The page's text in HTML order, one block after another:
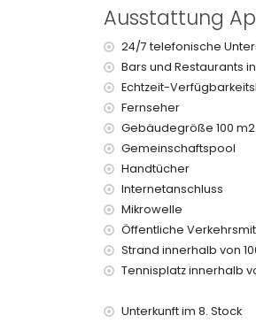
Internet (WiFi)
Bügeleisen und
Bettwäsche und
24-Stunden-Notdienst
Ausstattung und
Zentralheizung
Kinderbett/
Unterhaltungs- und
Themenpark (Terra
Aqualandia) (innerhalb
Sport
Ausstattung
24/7 telefonische
Bars und Restaurants
Echtzeit-
Fernseher
Gebäudegröße 100 m2.
Gemeinschaftspool
Handtücher
Internetanschluss
Mikrowelle
Öffentliche
Strand innerhalb von
Tennisplatz innerhalb
Unterkunft im 8. Stock